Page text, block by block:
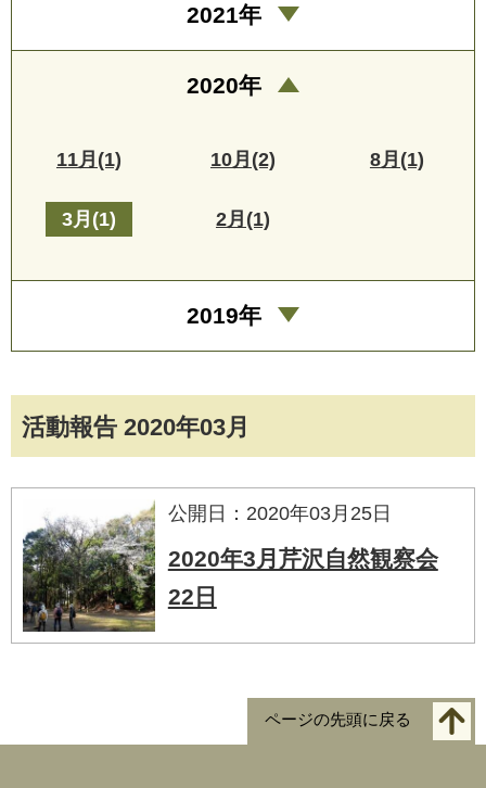
活動報告 2020年03月
公開日：2020年03月25日
2020年3月芹沢自然観察会
22日
2021年
2020年
11月(1) 10月(2) 8月(1)
3月(1) 2月(1)
2019年
ページの先頭に戻る